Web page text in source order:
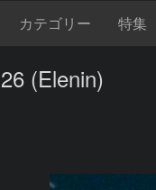
カテゴリー 特集
(Elenin)